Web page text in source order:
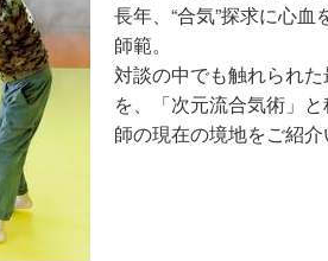
長年、“合気”探求に心
師範。
対談の中でも触れられ
を、「次元流合気術」
師の現在の境地をご紹介